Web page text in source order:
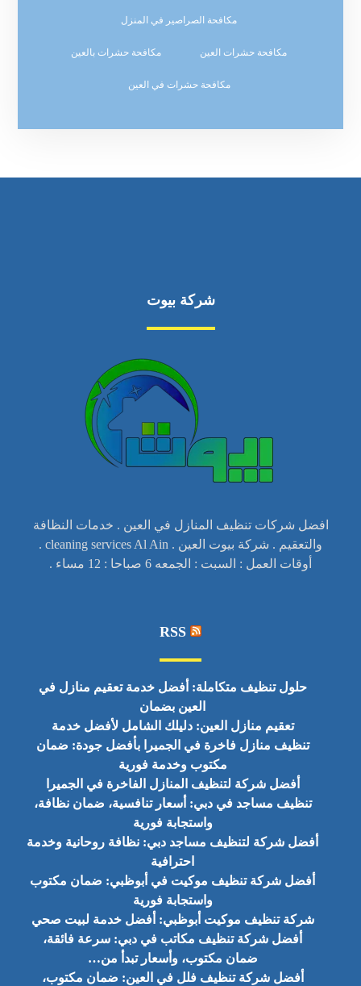
مكافحة الصراصير في المنزل
مكافحة حشرات العين مكافحة حشرات بالعين
مكافحة حشرات في العين
شركة بيوت
افضل شركات تنظيف المنازل في العين . خدمات النظافة
والتعقيم . شركة بيوت العين . cleaning services Al Ain .
أوقات العمل : السبت : الجمعه 6 صباحا : 12 مساء .
RSS
حلول تنظيف متكاملة: أفضل خدمة تعقيم منازل في
العين بضمان
تعقيم منازل العين: دليلك الشامل لأفضل خدمة
تنظيف منازل فاخرة في الجميرا بأفضل جودة: ضمان
مكتوب وخدمة فورية
أفضل شركة لتنظيف المنازل الفاخرة في الجميرا
تنظيف مساجد في دبي: أسعار تنافسية، ضمان نظافة،
واستجابة فورية
أفضل شركة لتنظيف مساجد دبي: نظافة روحانية وخدمة
احترافية
أفضل شركة تنظيف موكيت في أبوظبي: ضمان مكتوب
واستجابة فورية
شركة تنظيف موكيت أبوظبي: أفضل خدمة لبيت صحي
أفضل شركة تنظيف مكاتب في دبي: سرعة فائقة،
ضمان مكتوب، وأسعار تبدأ من…
أفضل شركة تنظيف فلل في العين: ضمان مكتوب،